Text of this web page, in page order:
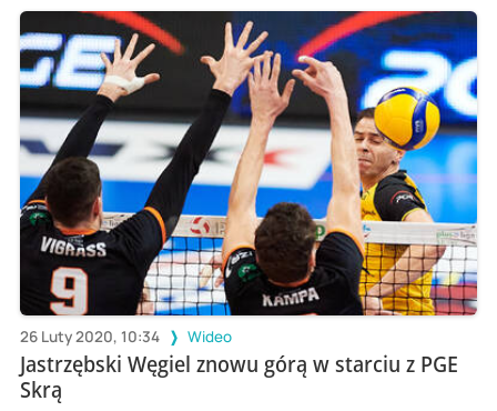
26 Luty 2020, 10:34 Wideo
Jastrzębski Węgiel znowu górą w starciu z PGE
Skrą